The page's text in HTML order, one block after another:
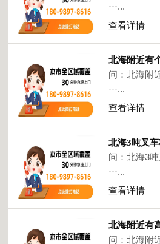
···...
查看详情
北海附近有
问：北海附
···...
查看详情
北海3吨叉
问：北海3
···...
查看详情
北海附近有
问：北海附